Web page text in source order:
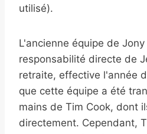
utilisé).
L'ancienne équipe de
responsabilité directe de
retraite, effective l'année
que cette équipe a été
mains de Tim Cook, dont
directement. Cependant,